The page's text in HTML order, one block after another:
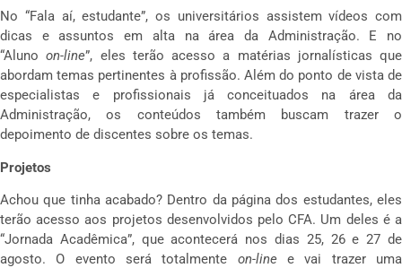
No “Fala aí, estudante”, os universitários assistem vídeos com
dicas e assuntos em alta na área da Administração. E no
“Alunoon-line”, eles terão acesso a matérias jornalísticas que
abordam temas pertinentes à profissão. Além do ponto de vista de
especialistas e profissionais já conceituados na área da
Administração, os conteúdos também buscam trazer o
depoimento de discentes sobre os temas.
Projetos
Achou que tinha acabado? Dentro da página dos estudantes, eles
terão acesso aos projetos desenvolvidos pelo CFA. Um deles é a
“Jornada Acadêmica”, que acontecerá nos dias 25, 26 e 27 de
agosto. O evento será totalmente on-line e vai trazer uma